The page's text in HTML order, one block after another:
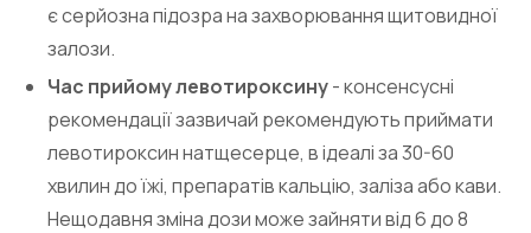
є серйозна підозра на захворювання щитовидної
залози.
Час прийому левотироксину- консенсусні
рекомендації зазвичай рекомендують приймати
левотироксин натщесерце, в ідеалі за 30-60
хвилин до їжі, препаратів кальцію, заліза або кави.
Нещодавня зміна дози може зайняти від 6 до 8